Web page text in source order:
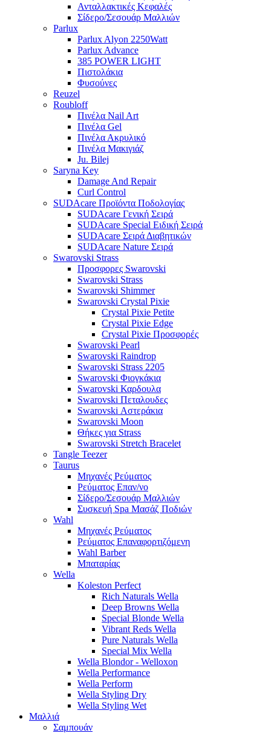
Ανταλλακτικές Κεφαλές
Σίδερο/Σεσουάρ Μαλλιών
Parlux
Parlux Alyon 2250Watt
Parlux Advance
385 POWER LIGHT
Πιστολάκια
Φυσούνες
Reuzel
Roubloff
Πινέλα Nail Art
Πινέλα Gel
Πινέλα Ακρυλικό
Πινέλα Μακιγιάζ
Ju. Bilej
Saryna Key
Damage And Repair
Curl Control
SUDAcare Προϊόντα Ποδολογίας
SUDAcare Γενική Σειρά
SUDAcare Special Ειδική Σειρά
SUDAcare Σειρά Διαβητικών
SUDAcare Nature Σειρά
Swarovski Strass
Προσφορες Swarovski
Swarovski Strass
Swarovski Shimmer
Swarovski Crystal Pixie
Crystal Pixie Petite
Crystal Pixie Edge
Crystal Pixie Προσφορές
Swarovski Pearl
Swarovski Raindrop
Swarovski Strass 2205
Swarovski Φιογκάκια
Swarovski Καρδουλα
Swarovski Πεταλουδες
Swarovski Αστεράκια
Swarovski Moon
Θήκες για Strass
Swarovski Stretch Bracelet
Tangle Teezer
Taurus
Μηχανές Ρεύματος
Ρεύματος Επαν/νο
Σίδερο/Σεσουάρ Μαλλιών
Συσκευή Spa Μασάζ Ποδιών
Wahl
Μηχανές Ρεύματος
Ρεύματος Επαναφορτιζόμενη
Wahl Barber
Μπαταρίας
Wella
Koleston Perfect
Rich Naturals Wella
Deep Browns Wella
Special Blonde Wella
Vibrant Reds Wella
Pure Naturals Wella
Special Mix Wella
Wella Blondor - Welloxon
Wella Performance
Wella Perform
Wella Styling Dry
Wella Styling Wet
Μαλλιά
Σαμπουάν